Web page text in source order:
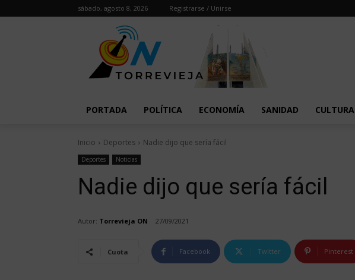
sábado, agosto 8, 2026 Registrarse / Unirse
PORTADA POLÍTICA ECONOMÍA SANIDAD CULTURA
Inicio Deportes Nadie dijo que sería fácil
Deportes Noticias
Nadie dijo que sería fácil
Autor: Torrevieja ON 27/09/2021
Cuota Facebook Twitter Pinterest